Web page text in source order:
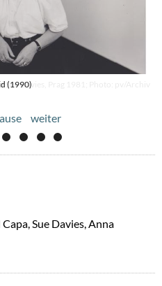
(1990)
weiter
Sue Davies, Anna